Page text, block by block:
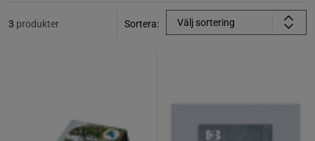
3 produkter Sortera: Välj sortering